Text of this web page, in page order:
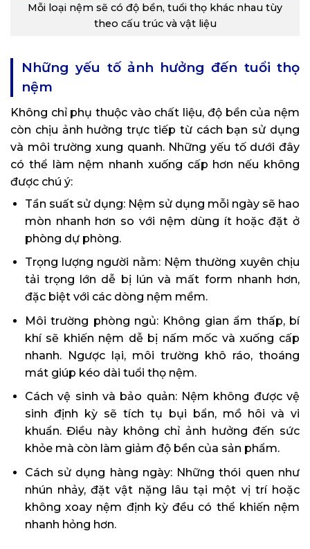
Mỗi loại nệm sẽ có độ bền, tuổi thọ khác nhau tùy
theo cấu trúc và vật liệu
Những yếu tố ảnh hưởng đến tuổi thọ
nệm
Không chỉ phụ thuộc vào chất liệu, độ bền của nệm
còn chịu ảnh hưởng trực tiếp từ cách bạn sử dụng
và môi trường xung quanh. Những yếu tố dưới đây
có thể làm nệm nhanh xuống cấp hơn nếu không
được chú ý:
Tần suất sử dụng: Nệm sử dụng mỗi ngày sẽ hao
mòn nhanh hơn so với nệm dùng ít hoặc đặt ở
phòng dự phòng.
Trọng lượng người nằm: Nệm thường xuyên chịu
tải trọng lớn dễ bị lún và mất form nhanh hơn,
đặc biệt với các dòng nệm mềm.
Môi trường phòng ngủ: Không gian ẩm thấp, bí
khí sẽ khiến nệm dễ bị nấm mốc và xuống cấp
nhanh. Ngược lại, môi trường khô ráo, thoáng
mát giúp kéo dài tuổi thọ nệm.
Cách vệ sinh và bảo quản: Nệm không được vệ
sinh định kỳ sẽ tích tụ bụi bẩn, mồ hôi và vi
khuẩn. Điều này không chỉ ảnh hưởng đến sức
khỏe mà còn làm giảm độ bền của sản phẩm.
Cách sử dụng hàng ngày: Những thói quen như
nhún nhảy, đặt vật nặng lâu tại một vị trí hoặc
không xoay nệm định kỳ đều có thể khiến nệm
nhanh hỏng hơn.